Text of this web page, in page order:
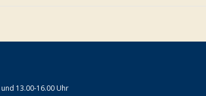
13.00-16.00 Uhr